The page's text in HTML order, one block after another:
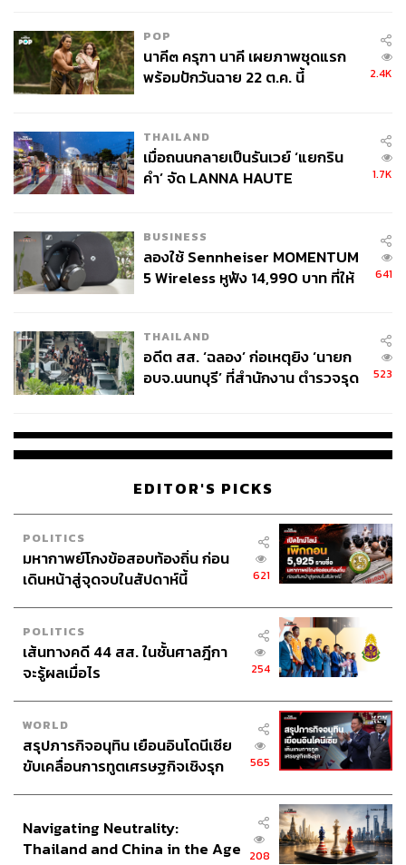
(NACC Integrity Awards) ด้วยการกำกับดูแลกิจการที่ดี และ
กระบวนการบริหารจัดการความเสี่ยงที่ได้มาตรฐานทั้งในเชิง
คุณภาพและปริมาณ ช่วยลดความเสี่ยงในการลงทุน จึงเป็น
ธุรกิจที่น่าสนใจลงทุนอย่างยั่งยืน
ทั้งหมดนี้คือความตั้งใจจริงของ GC ที่ต้องดำเนินธุรกิจโดย
คำนึงถึงผลกระทบต่อสังคมและสิ่งแวดล้อมควบคู่ไปกับการ
บริหารงานเพื่อผลประกอบการที่ดี
ได้ที่ https://bit.ly/3TnGBZg
TAGS: Advertorial DJSI ธุรกิจเคมีภัณฑ์ ESG
88
ABOUT THE AUTHOR
THE STANDARD TEAM
กองบรรณาธิการ THE STANDARD
POP
นาคี๓ ครุฑา นาคี เผยภาพชุดแรก
พร้อมปักวันฉาย 22 ต.ค. นี้
2.4K
THAILAND
เมื่อถนนกลายเป็นรันเวย์ ‘แยกริน
คำ’ จัด LANNA HAUTE
1.7K
BUSINESS
ลองใช้ Sennheiser MOMENTUM
5 Wireless หูฟัง 14,990 บาท ที่ให้
641
THAILAND
อดีต สส. ‘ฉลอง’ ก่อเหตุยิง ‘นายก
อบจ.นนทบุรี’ ที่สำนักงาน ตำรวจรุด
523
EDITOR'S PICKS
POLITICS
มหากาพย์โกงข้อสอบท้องถิ่น ก่อน
เดินหน้าสู่จุดจบในสัปดาห์นี้
621
POLITICS
เส้นทางคดี 44 สส. ในชั้นศาลฎีกา
จะรู้ผลเมื่อไร
254
WORLD
สรุปภารกิจอนุทิน เยือนอินโดนีเซีย
ขับเคลื่อนการทูตเศรษฐกิจเชิงรุก
565
Navigating Neutrality:
Thailand and China in the Age
208